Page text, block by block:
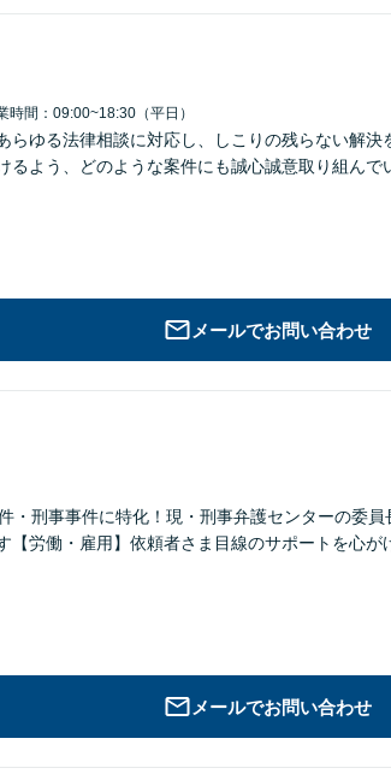
時間：09:00~18:30（平日）
らゆる法律相談に対応し、しこりの残らない解
よう、どのような案件にも誠心誠意取り組んで
メールでお問い合わせ
・刑事事件に特化！現・刑事弁護センターの委
【労働・雇用】依頼者さま目線のサポートを心が
メールでお問い合わせ